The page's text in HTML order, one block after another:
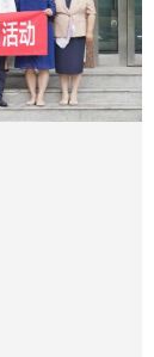
建党105周
医大二院举